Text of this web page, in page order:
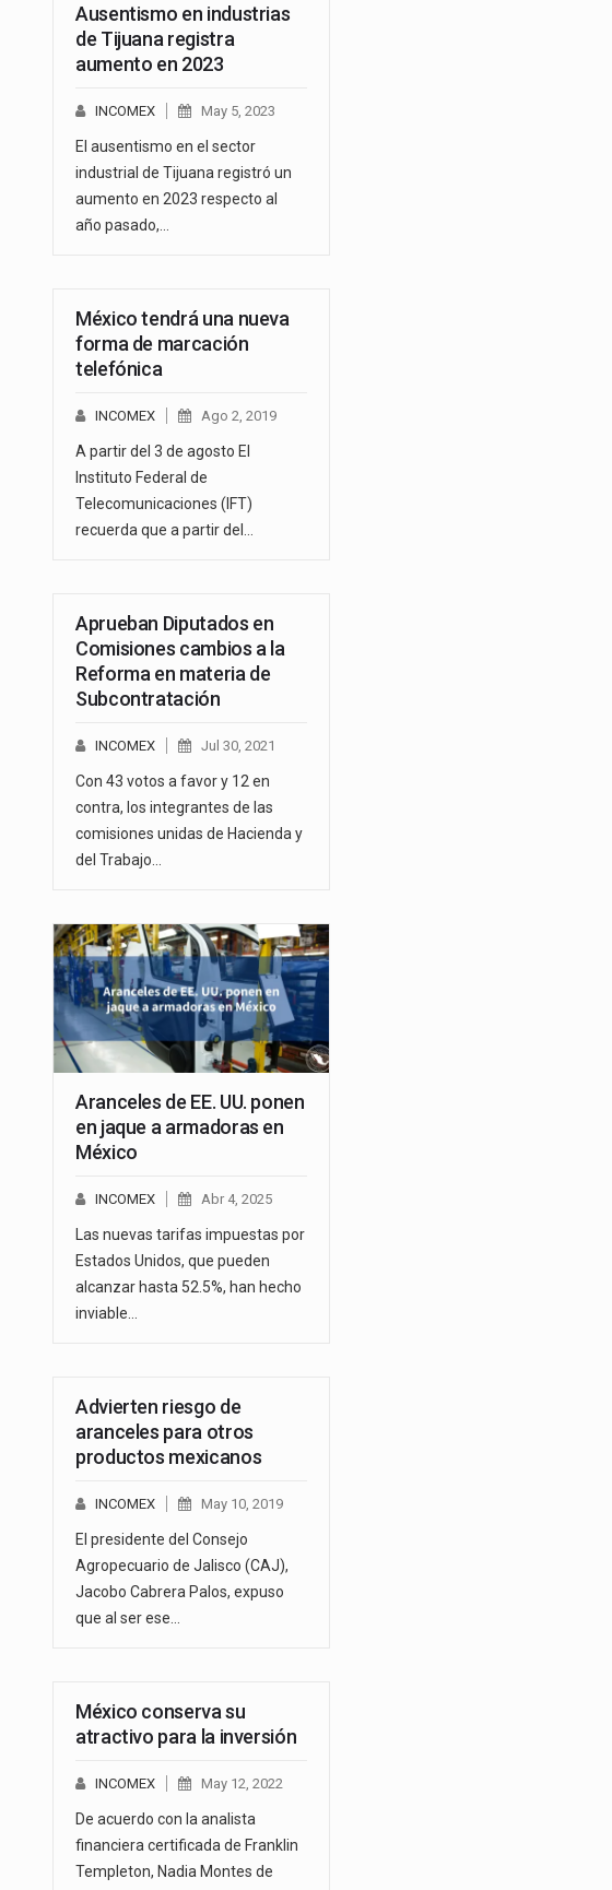
Ausentismo en industrias
de Tijuana registra
aumento en 2023
INCOMEX May 5, 2023
El ausentismo en el sector
industrial de Tijuana registró un
aumento en 2023 respecto al
año pasado,…
México tendrá una nueva
forma de marcación
telefónica
INCOMEX Ago 2, 2019
A partir del 3 de agosto El
Instituto Federal de
Telecomunicaciones (IFT)
recuerda que a partir del…
Aprueban Diputados en
Comisiones cambios a la
Reforma en materia de
Subcontratación
INCOMEX Jul 30, 2021
Con 43 votos a favor y 12 en
contra, los integrantes de las
comisiones unidas de Hacienda y
del Trabajo…
Aranceles de EE. UU. ponen
en jaque a armadoras en
México
INCOMEX Abr 4, 2025
Las nuevas tarifas impuestas por
Estados Unidos, que pueden
alcanzar hasta 52.5%, han hecho
inviable…
Advierten riesgo de
aranceles para otros
productos mexicanos
INCOMEX May 10, 2019
El presidente del Consejo
Agropecuario de Jalisco (CAJ),
Jacobo Cabrera Palos, expuso
que al ser ese…
México conserva su
atractivo para la inversión
INCOMEX May 12, 2022
De acuerdo con la analista
financiera certificada de Franklin
Templeton, Nadia Montes de